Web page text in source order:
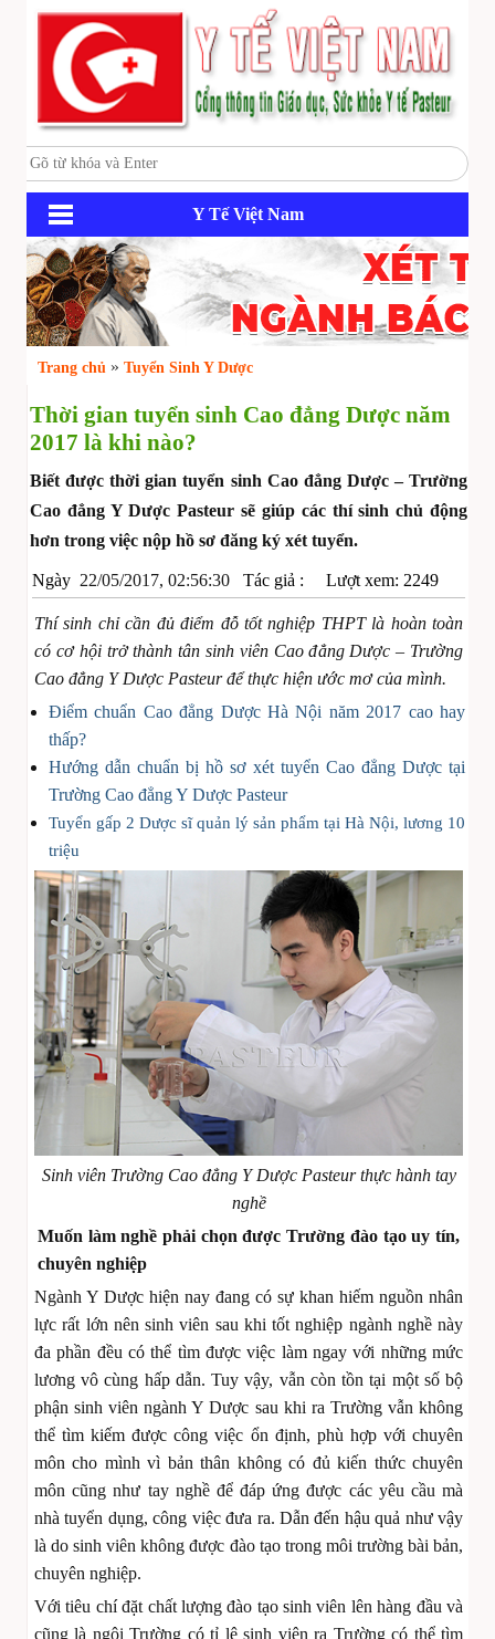
Y Tế Việt Nam
Trang chủ » Tuyển Sinh Y Dược
Thời gian tuyển sinh Cao đẳng Dược năm
2017 là khi nào?
Biết được thời gian tuyển sinh Cao đẳng Dược – Trường
Cao đẳng Y Dược Pasteur sẽ giúp các thí sinh chủ động
hơn trong việc nộp hồ sơ đăng ký xét tuyển.
Ngày 22/05/2017, 02:56:30 Tác giả : Lượt xem: 2249
Thí sinh chỉ cần đủ điểm đỗ tốt nghiệp THPT là hoàn toàn
có cơ hội trở thành tân sinh viên Cao đẳng Dược – Trường
Cao đẳng Y Dược Pasteur để thực hiện ước mơ của mình.
Điểm chuẩn Cao đẳng Dược Hà Nội năm 2017 cao hay
thấp?
Hướng dẫn chuẩn bị hồ sơ xét tuyển Cao đẳng Dược tại
Trường Cao đẳng Y Dược Pasteur
Tuyển gấp 2 Dược sĩ quản lý sản phẩm tại Hà Nội, lương 10
triệu
Sinh viên Trường Cao đẳng Y Dược Pasteur thực hành tay
nghề
Muốn làm nghề phải chọn được Trường đào tạo uy tín,
chuyên nghiệp
Ngành Y Dược hiện nay đang có sự khan hiếm nguồn nhân
lực rất lớn nên sinh viên sau khi tốt nghiệp ngành nghề này
đa phần đều có thể tìm được việc làm ngay với những mức
lương vô cùng hấp dẫn. Tuy vậy, vẫn còn tồn tại một số bộ
phận sinh viên ngành Y Dược sau khi ra Trường vẫn không
thể tìm kiếm được công việc ổn định, phù hợp với chuyên
môn cho mình vì bản thân không có đủ kiến thức chuyên
môn cũng như tay nghề để đáp ứng được các yêu cầu mà
nhà tuyển dụng, công việc đưa ra. Dẫn đến hậu quả như vậy
là do sinh viên không được đào tạo trong môi trường bài bản,
chuyên nghiệp.
Với tiêu chí đặt chất lượng đào tạo sinh viên lên hàng đầu và
cũng là ngôi Trường có tỉ lệ sinh viên ra Trường có thể tìm